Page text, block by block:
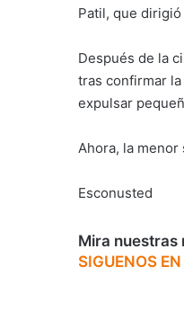
Patil, que
Después de la
tras confirmar
expulsar
Ahora, la
Esconusted
Mira nuestras
SIGUENOS